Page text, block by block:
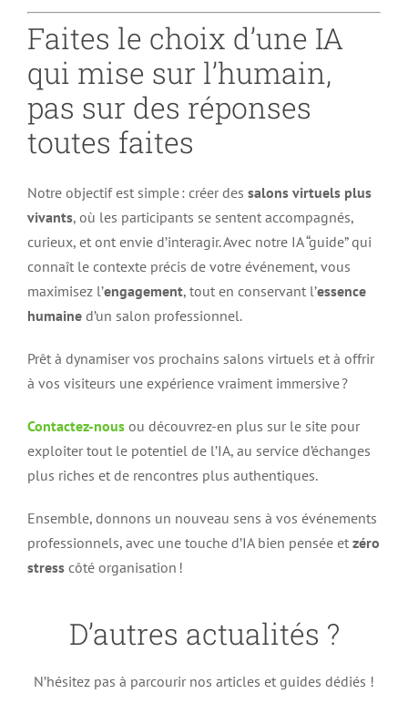
Faites le choix d’une IA
qui mise sur l’humain,
pas sur des réponses
toutes faites
Notre objectif est simple : créer des salons virtuels plus
vivants, où les participants se sentent accompagnés,
curieux, et ont envie d’interagir. Avec notre IA “guide” qui
connaît le contexte précis de votre événement, vous
maximisez l’engagement, tout en conservant l’essence
humained’un salon professionnel.
Prêt à dynamiser vos prochains salons virtuels et à offrir
à vos visiteurs une expérience vraiment immersive ?
Contactez-nousou découvrez-en plus sur le site pour
exploiter tout le potentiel de l’IA, au service d’échanges
plus riches et de rencontres plus authentiques.
Ensemble, donnons un nouveau sens à vos événements
professionnels, avec une touche d’IA bien pensée et zéro
stresscôté organisation !
D’autres actualités ?
N’hésitez pas à parcourir nos articles et guides dédiés !
Du nouveau dans les salons virtuels !